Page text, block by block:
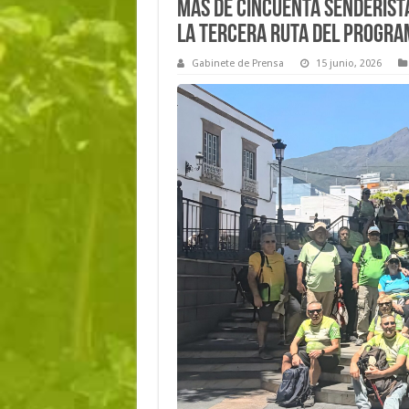
Más de cincuenta
la tercera ruta del
Gabinete de Prensa 15 junio, 2026